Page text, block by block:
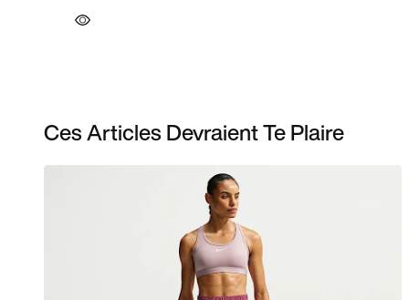
Ces Articles Devraient Te Plaire